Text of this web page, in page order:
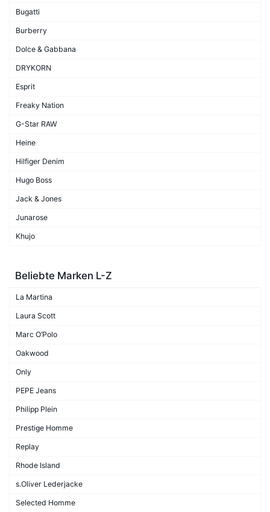
Bugatti
Burberry
Dolce & Gabbana
DRYKORN
Esprit
Freaky Nation
G-Star RAW
Heine
Hilfiger Denim
Hugo Boss
Jack & Jones
Junarose
Khujo
Beliebte Marken L-Z
La Martina
Laura Scott
Marc O’Polo
Oakwood
Only
PEPE Jeans
Philipp Plein
Prestige Homme
Replay
Rhode Island
s.Oliver Lederjacke
Selected Homme